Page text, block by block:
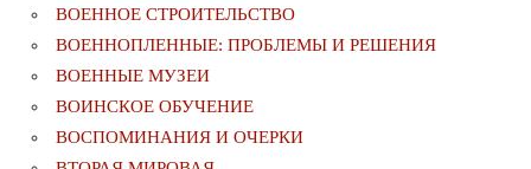
ВОЕННОЕ СТРОИТЕЛЬСТВО
ВОЕННОПЛЕННЫЕ: ПРОБЛЕМЫ И РЕШЕНИЯ
ВОЕННЫЕ МУЗЕИ
ВОИНСКОЕ ОБУЧЕНИЕ
ВОСПОМИНАНИЯ И ОЧЕРКИ